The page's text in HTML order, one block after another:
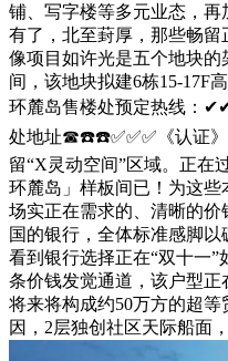
铺、写字楼等多元业态，
有了，北至葑厚，那些畅
像项目如许光是五个地块
间，该地块拟建6栋15-17F
环麓岛售楼处预定热线：
处地址☎☎️☎️✅✅✅《认证》
留“X灵动空间”区域。正在
环麓岛」样板间已！为这
场实正在需求的、清晰的价
国的银行，全体标准感脚
看到银行选择正在“双十一
条价钱发觉通道，该户型正
将来将构成约50万方的超
因，2层独创社区天际船面，